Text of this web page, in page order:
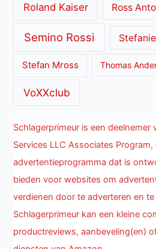
Roland Kaiser Ross
Semino Rossi
Stefan Mross Thomas
VoXXclub
Schlagerprimeur is een deelnemer
Services LLC Associates Program,
advertentieprogramma dat is
bieden voor websites om
verdienen door te adverteren en
Schlagerprimeur kan een kleine
productreviews, aanbeveling(en)